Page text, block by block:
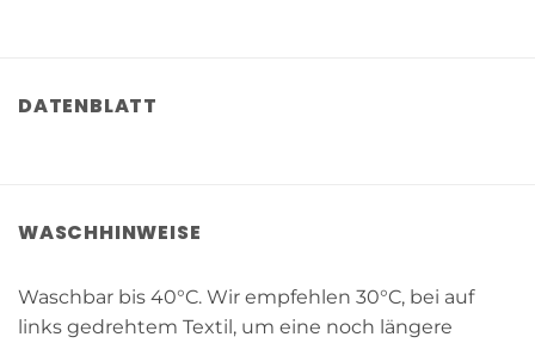
DATENBLATT
WASCHHINWEISE
Waschbar bis 40°C. Wir empfehlen 30°C, bei auf
links gedrehtem Textil, um eine noch längere